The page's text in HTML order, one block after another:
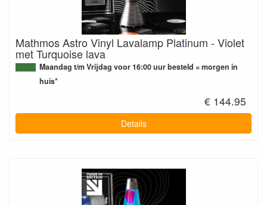
Mathmos Astro Vinyl Lavalamp Platinum - Violet
met Turquoise lava
Maandag t/m Vrijdag voor 16:00 uur besteld = morgen in
huis*
€ 144.95
Details